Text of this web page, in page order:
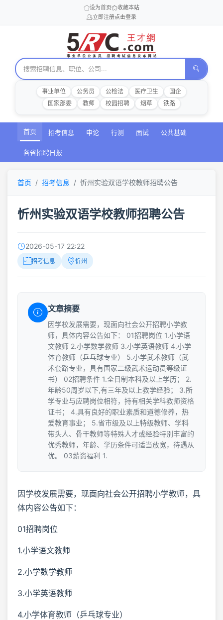
设为首页
收藏本站
立即注册点击登录
事业单位 公务员 公检法 医疗卫生
国企
国家部委
教师 校园招聘 烟草 铁路
首页 招考信息 申论 行测 面试 公共基础
各省招聘日报
首页 招考信息 忻州实验双语学校教师招聘公告
忻州实验双语学校教师招聘公告
2026-05-17 22:22
招考信息 忻州
文章摘要
因学校发展需要，现面向社会公开招聘小学教
师，具体内容公告如下： 01招聘岗位 1.小学语
文教师 2.小学数学教师 3.小学英语教师 4.小学
体育教师（乒乓球专业） 5.小学武术教师（武
术套路专业，具有国家二级武术运动员等级证
书） 02招聘条件 1.全日制本科及以上学历； 2.
年龄50周岁以下,有三年及以上教学经验； 3.所
学专业与应聘岗位相符，持有相关学科教师资格
证书； 4.具有良好的职业素质和道德修养，热
爱教育事业； 5.省市级及以上特级教师、学科
带头人、骨干教师等特殊人才或经验特别丰富的
优秀教师，年龄、学历条件可适当放宽，待遇从
优。 03薪资福利 1.
因学校发展需要，现面向社会公开招聘小学教师，具
体内容公告如下：
01招聘岗位
1.小学语文教师
2.小学数学教师
3.小学英语教师
4.小学体育教师（乒乓球专业）